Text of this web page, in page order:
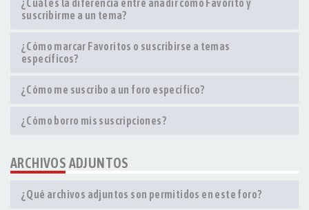
¿Cuál es la diferencia entre añadir como Favorito y
suscribirme a un tema?
¿Cómo marcar Favoritos o suscribirse a temas
específicos?
¿Cómo me suscribo a un foro específico?
¿Cómo borro mis suscripciones?
ARCHIVOS ADJUNTOS
¿Qué archivos adjuntos son permitidos en este foro?